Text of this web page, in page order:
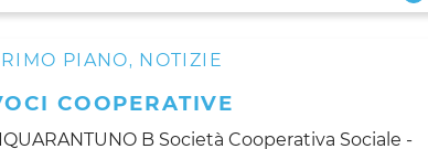
PIANO, NOTIZIE
COOPERATIVE
B Società Cooperativa Sociale -